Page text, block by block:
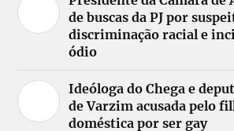
de buscas da PJ por
discriminação racial e
ódio
Ideóloga do Chega e
de Varzim acusada pelo
doméstica por ser gay